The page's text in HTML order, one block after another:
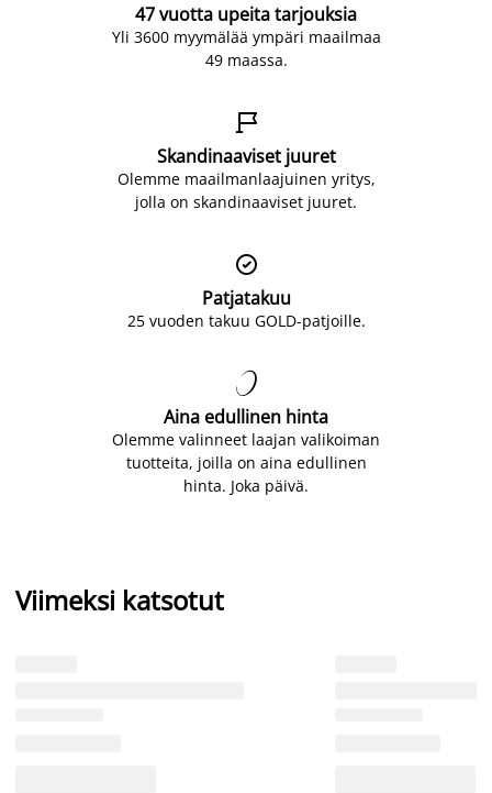
47 vuotta upeita tarjouksia
Yli 3600 myymälää ympäri maailmaa
49 maassa.

Skandinaaviset juuret
Olemme maailmanlaajuinen yritys,
jolla on skandinaaviset juuret.

Patjatakuu
25 vuoden takuu GOLD-patjoille.

Aina edullinen hinta
Olemme valinneet laajan valikoiman
tuotteita, joilla on aina edullinen
hinta. Joka päivä.
Viimeksi katsotut